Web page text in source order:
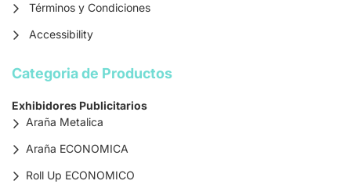
Términos y Condiciones
Accessibility
Categoria de Productos
Exhibidores Publicitarios
Araña Metalica
Araña ECONOMICA
Roll Up ECONOMICO